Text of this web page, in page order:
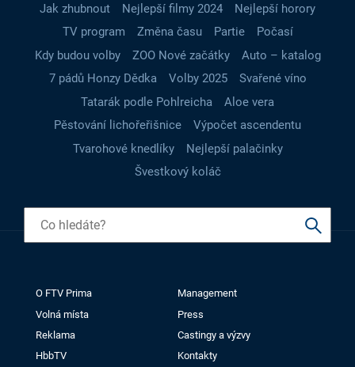
Jak zhubnout Nejlepší filmy 2024
Nejlepší horory
TV program
Změna času Partie
Počasí
Kdy budou volby
ZOO Nové začátky
Auto – katalog
7 pádů Honzy Dědka
Volby 2025
Svařené víno
Tatarák podle Pohlreicha
Aloe vera
Pěstování lichořeřišnice
Výpočet ascendentu
Tvarohové knedlíky
Nejlepší palačinky
Švestkový koláč
O FTV Prima
Management
Volná místa
Press
Reklama
Castingy a výzvy
HbbTV
Kontakty